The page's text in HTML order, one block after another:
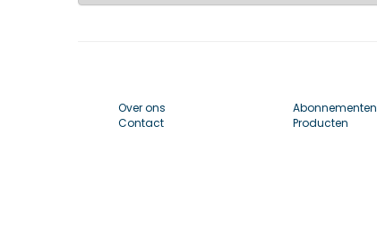
Over ons
Contact
Abonnementen
Producten